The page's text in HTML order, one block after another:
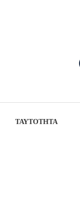
ΤΑΥΤΟΤΗΤΑ